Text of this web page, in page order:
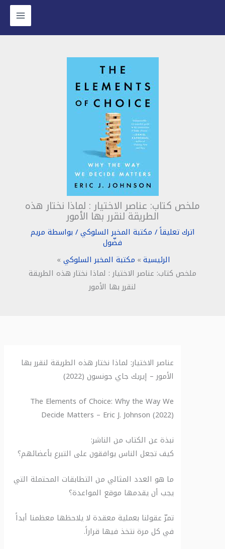
ملخص كتاب: عناصر الاختيار : لماذا نختار هذه
الطريقة لنقرر بها الأمور
اترك تعليقاً/مكتبة المخبر السلوكي/ بواسطةمريم
فضّول
الرئيسية مكتبة المخبر السلوكي
ملخص كتاب: عناصر الاختيار : لماذا نختار هذه الطريقة
لنقرر بها الأمور
عناصر الاختيار: لماذا نختار هذه الطريقة لنقرر بها
الأمور – إيريك جاي جونسون (2022)
The Elements of Choice: Why the Way We
Decide Matters – Eric J. Johnson (2022)
نبذة عن الكتاب من الناشر:
كيف تجعل الناس يوافقون على التبرع بأعضائهم؟
ما هو العدد المثالي من التطابقات المحتملة التي
يجب أن يقدمها موقع المواعدة؟
تمرّ عقولنا بعملية معقدة لا يلاحظها معظمنا أبداً
في كل مرة نتخذ فيها قراراً.